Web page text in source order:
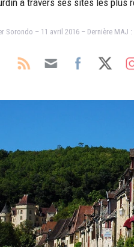
à travers ses sites les plus
Sorondo – 11 avril 2016 – Dernière MAJ :